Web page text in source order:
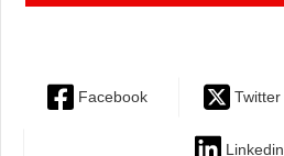
Facebook Twitter
Linkedin